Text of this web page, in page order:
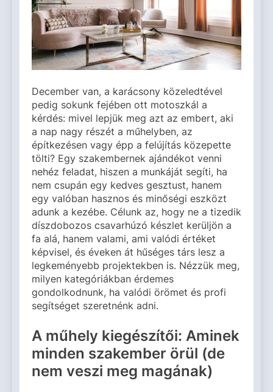
December van, a karácsony közeledtével
pedig sokunk fejében ott motoszkál a
kérdés: mivel lepjük meg azt az embert, aki
a nap nagy részét a műhelyben, az
építkezésen vagy épp a felújítás közepette
tölti? Egy szakembernek ajándékot venni
nehéz feladat, hiszen a munkáját segíti, ha
nem csupán egy kedves gesztust, hanem
egy valóban hasznos és minőségi eszközt
adunk a kezébe. Célunk az, hogy ne a tizedik
díszdobozos csavarhúzó készlet kerüljön a
fa alá, hanem valami, ami valódi értéket
képvisel, és éveken át hűséges társ lesz a
legkeményebb projektekben is. Nézzük meg,
milyen kategóriákban érdemes
gondolkodnunk, ha valódi örömet és profi
segítséget szeretnénk adni.
A műhely kiegészítői: Aminek
minden szakember örül (de
nem veszi meg magának)